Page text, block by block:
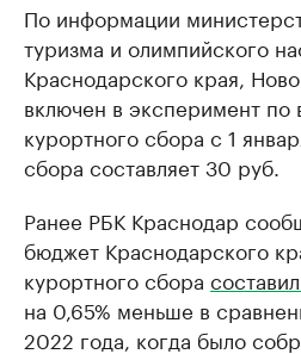
По информации
туризма и олимпийского
Краснодарского края,
включен в эксперимент по
курортного сбора с 1
сбора составляет 30 руб.
Ранее РБК Краснодар
бюджет Краснодарского
курортного сбора
на 0,65% меньше в
2022 года, когда было